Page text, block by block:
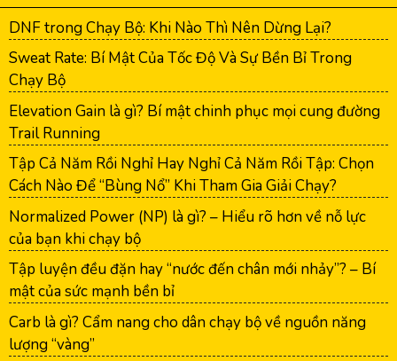
DNF trong Chạy Bộ: Khi Nào Thì Nên Dừng Lại?
Sweat Rate: Bí Mật Của Tốc Độ Và Sự Bền Bỉ Trong
Chạy Bộ
Elevation Gain là gì? Bí mật chinh phục mọi cung đường
Trail Running
Tập Cả Năm Rồi Nghỉ Hay Nghỉ Cả Năm Rồi Tập: Chọn
Cách Nào Để “Bùng Nổ” Khi Tham Gia Giải Chạy?
Normalized Power (NP) là gì? – Hiểu rõ hơn về nỗ lực
của bạn khi chạy bộ
Tập luyện đều đặn hay “nước đến chân mới nhảy”? – Bí
mật của sức mạnh bền bỉ
Carb là gì? Cẩm nang cho dân chạy bộ về nguồn năng
lượng “vàng”